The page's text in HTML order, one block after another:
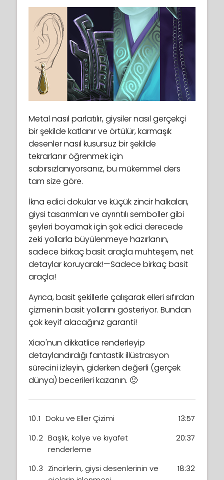
Metal nasıl parlatılır, giysiler nasıl gerçekçi
bir şekilde katlanır ve örtülür, karmaşık
desenler nasıl kusursuz bir şekilde
tekrarlanır öğrenmek için
sabırsızlanıyorsanız, bu mükemmel ders
tam size göre.
İkna edici dokular ve küçük zincir halkaları,
giysi tasarımları ve ayrıntılı semboller gibi
şeyleri boyamak için şok edici derecede
zeki yollarla büyülenmeye hazırlanın,
sadece birkaç basit araçla muhteşem, net
detaylar koruyarak!—Sadece birkaç basit
araçla!
Ayrıca, basit şekillerle çalışarak elleri sıfırdan
çizmenin basit yollarını gösteriyor. Bundan
çok keyif alacağınız garanti!
Xiao'nun dikkatlice renderleyip
detaylandırdığı fantastik illüstrasyon
sürecini izleyin, giderken değerli (gerçek
dünya) becerileri kazanın. 🙂
10.1 Doku ve Eller Çizimi
13:57
10.2 Başlık, kolye ve kıyafet
renderleme
20:37
10.3 Zincirlerin, giysi desenlerinin ve
18:32